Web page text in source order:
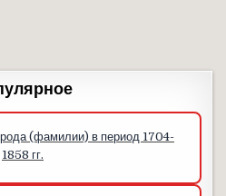
(фамилии) в период 1704-
1858 гг.